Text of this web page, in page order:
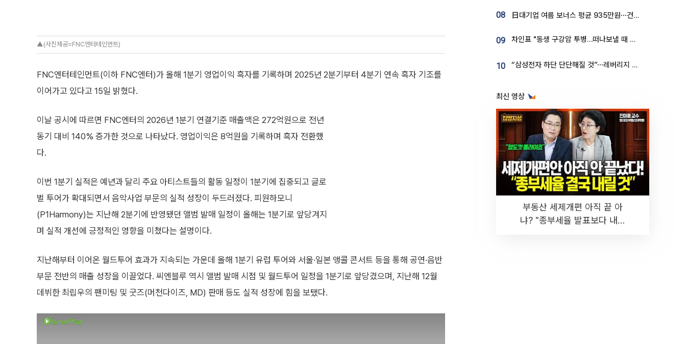
▲(사진제공=FNC엔터테인먼트)
FNC엔터테인먼트(이하 FNC엔터)가 올해 1분기 영업이익 흑자를 기록하며 2025년 2분기부터 4분기 연속 흑자 기조를
이어가고 있다고 15일 밝혔다.
이날 공시에 따르면 FNC엔터의 2026년 1분기 연결기준 매출액은 272억원으로 전년
동기 대비 140% 증가한 것으로 나타났다. 영업이익은 8억원을 기록하며 흑자 전환했
다.
이번 1분기 실적은 예년과 달리 주요 아티스트들의 활동 일정이 1분기에 집중되고 글로
벌 투어가 확대되면서 음악사업 부문의 실적 성장이 두드러졌다. 피원하모니
(P1Harmony)는 지난해 2분기에 반영됐던 앨범 발매 일정이 올해는 1분기로 앞당겨지
며 실적 개선에 긍정적인 영향을 미쳤다는 설명이다.
지난해부터 이어온 월드투어 효과가 지속되는 가운데 올해 1분기 유럽 투어와 서울·일본 앵콜 콘서트 등을 통해 공연·음반
부문 전반의 매출 성장을 이끌었다. 씨엔블루 역시 앨범 발매 시점 및 월드투어 일정을 1분기로 앞당겼으며, 지난해 12월
데뷔한 최립우의 팬미팅 및 굿즈(머천다이즈, MD) 판매 등도 실적 성장에 힘을 보탰다.
08 日대기업 여름 보너스 평균 935만원⋯건설회사 1800만 넘어
09 차인표 "동생 구강암 투병…떠나보낼 때 가장 힘들었다”
10 “삼성전자 하단 단단해질 것”⋯레버리지 규제에 쏠림 완화 [찐코노미]
최신 영상
부동산 세제개편 아직 끝 아
냐? "종부세율 발표보다 내릴